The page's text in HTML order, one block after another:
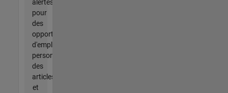
alertes
pour
des
opportunités
d'emploi
personnalisées,
des
articles
et